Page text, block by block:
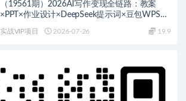
（19561期）2026AI写作变现全链路：教案
×PPT×作业设计×DeepSeek提示词×豆包WPS
实战VIP项目 2026-07-26 19.9